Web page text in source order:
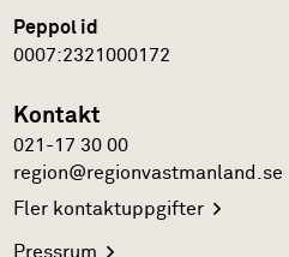
Peppol id
0007:2321000172
Kontakt
021-17 30 00
region@regionvastmanland.se
Flerkontaktuppgifter